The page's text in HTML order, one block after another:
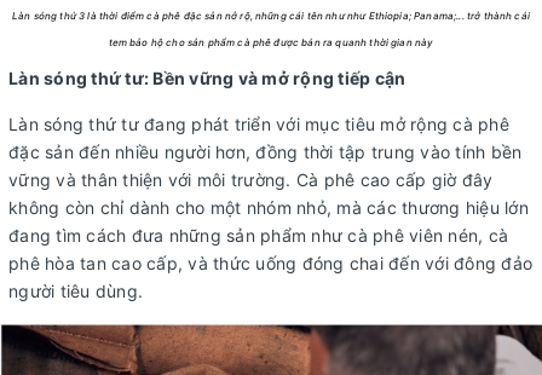
Làn sóng thứ 3 là thời điểm cà phê đặc sản nở rộ, những cái tên như như Ethiopia; Panama;... trở thành cái
tem bảo hộ cho sản phẩm cà phê được bán ra quanh thời gian này
Làn sóng thứ tư: Bền vững và mở rộng tiếp cận
Làn sóng thứ tư đang phát triển với mục tiêu mở rộng cà phê
đặc sản đến nhiều người hơn, đồng thời tập trung vào tính bền
vững và thân thiện với môi trường. Cà phê cao cấp giờ đây
không còn chỉ dành cho một nhóm nhỏ, mà các thương hiệu lớn
đang tìm cách đưa những sản phẩm như cà phê viên nén, cà
phê hòa tan cao cấp, và thức uống đóng chai đến với đông đảo
người tiêu dùng.